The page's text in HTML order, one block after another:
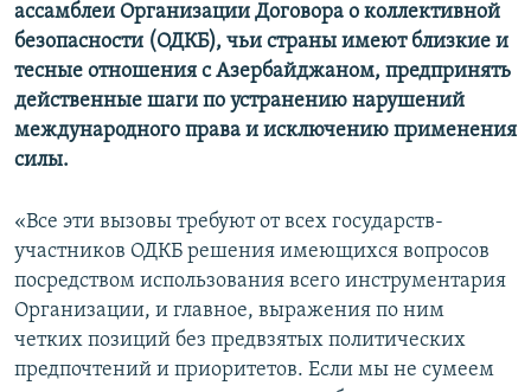
ассамблеи Организации Договора о коллективной
безопасности (ОДКБ), чьи страны имеют близкие и
тесные отношения с Азербайджаном, предпринять
действенные шаги по устранению нарушений
международного права и исключению применения
силы.
«Все эти вызовы требуют от всех государств-
участников ОДКБ решения имеющихся вопросов
посредством использования всего инструментария
Организации, и главное, выражения по ним
четких позиций без предвзятых политических
предпочтений и приоритетов. Если мы не сумеем